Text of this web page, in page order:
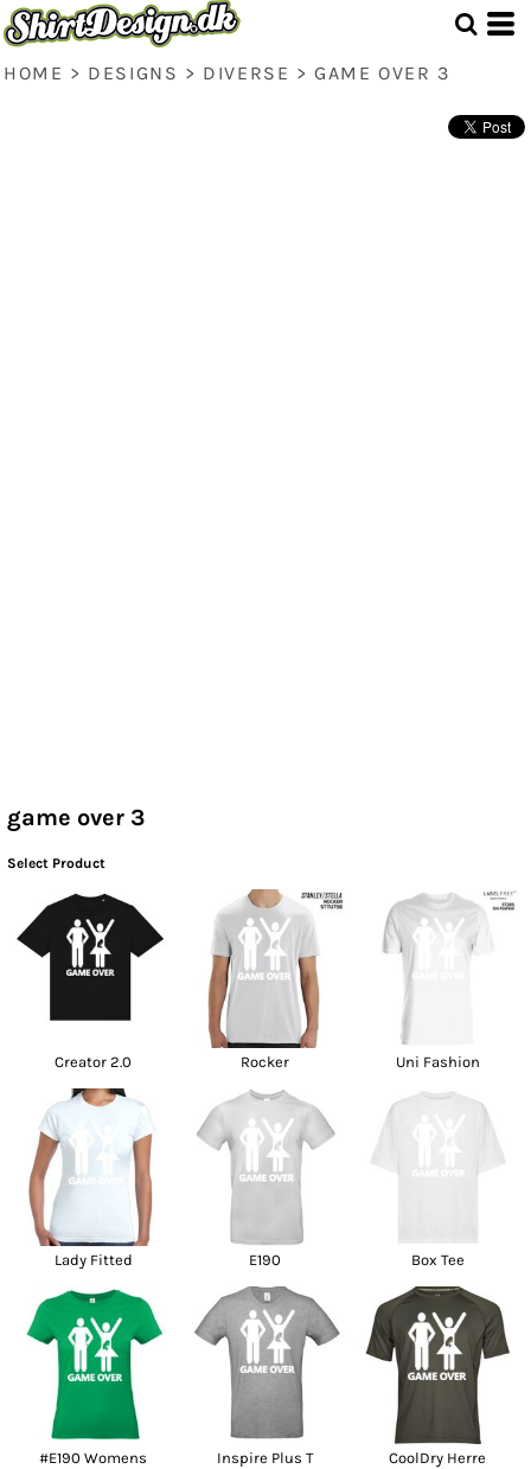
HOME > DESIGNS > DIVERSE > GAME OVER 3
game over 3
Select Product
Creator 2.0 Rocker Uni Fashion
Lady Fitted E190 Box Tee
#E190 Womens Inspire Plus T CoolDry Herre